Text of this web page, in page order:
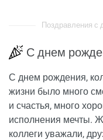
Поздравления с
С днем
С днем рождения,
жизни было много
и счастья, много
исполнения мечты.
коллеги уважали,